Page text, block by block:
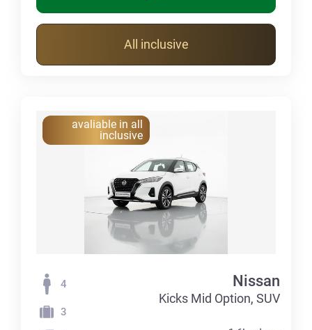
All inclusive
avaliable in all
inclusive
Nissan
Kicks Mid Option, SUV
4
3